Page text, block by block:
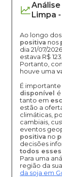
Limpa -
Ao longo
positiva nos
dia 21/07/
estava R$
Portanto,
houve uma
É
disponível
tanto em
estão a
climáticas,
cambiais,
eventos
positiva no
decisões
todos
Para uma
região da
da soja em